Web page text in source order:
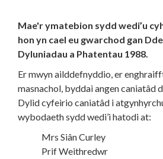
Mae'r ymatebion sydd wedi’u
hon yn cael eu gwarchod gan
Dyluniadau a Phatentau 1988.
Er mwyn ailddefnyddio, er
masnachol, byddai angen caniatâd
Dylid cyfeirio caniatâd i
wybodaeth sydd wedi’i hatodi at:
Mrs Siân Curley
Prif Weithredwr